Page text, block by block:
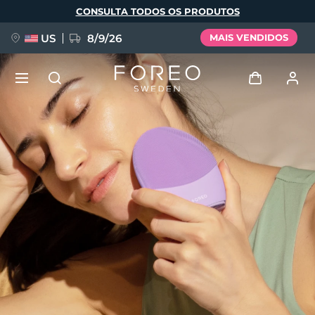
principal
CONSULTA TODOS OS PRODUTOS
US 8/9/26 MAIS VENDIDOS
Perfil de usuário
Meus aparelhos
Meus pedidos
Meus endereços
As minhas subscrições
NOVIDADE
FAQ™ Pure Beauty-Tech Elixir
BREAKING NEWS
issa™ Teeth Whitening Set
Idioma
English Deutsch
Español
Français
Italiano
Português
Svenska
Русский
Türkçe
简体中文 繁體中文